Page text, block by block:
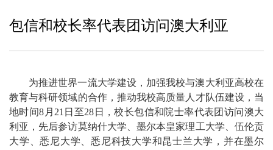
包信和校长率代表团访问澳大利亚
为推进世界一流大学建设，加强我校与澳大利亚高校在
教育与科研领域的合作，推动我校高质量人才队伍建设，当
地时间8月21日至28日，校长包信和院士率代表团访问澳大
利亚，先后参访莫纳什大学、墨尔本皇家理工大学、伍伦贡
大学、悉尼大学、悉尼科技大学和昆士兰大学，并在墨尔